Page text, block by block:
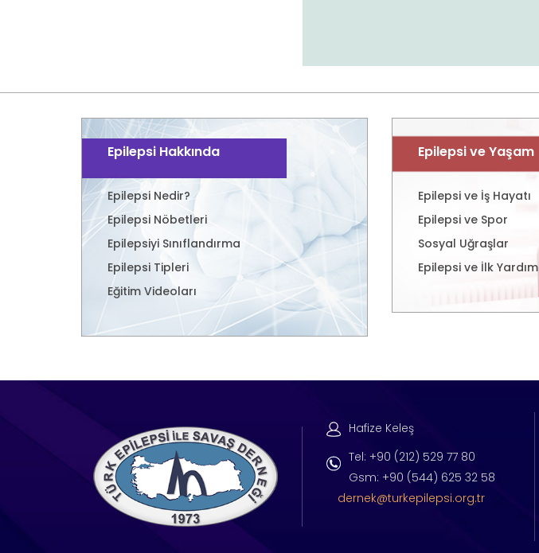
Epilepsi Hakkında
Epilepsi Nedir?
Epilepsi Nöbetleri
Epilepsiyi Sınıflandırma
Epilepsi Tipleri
Eğitim Videoları
Epilepsi ve Yaşam
Epilepsi ve İş Hayatı
Epilepsi ve Spor
Sosyal Uğraşlar
Epilepsi ve İlk Yardım
Hafize Keleş
Tel: +90 (212) 529 77 80
Gsm: +90 (544) 625 32 58
dernek@turkepilepsi.org.tr